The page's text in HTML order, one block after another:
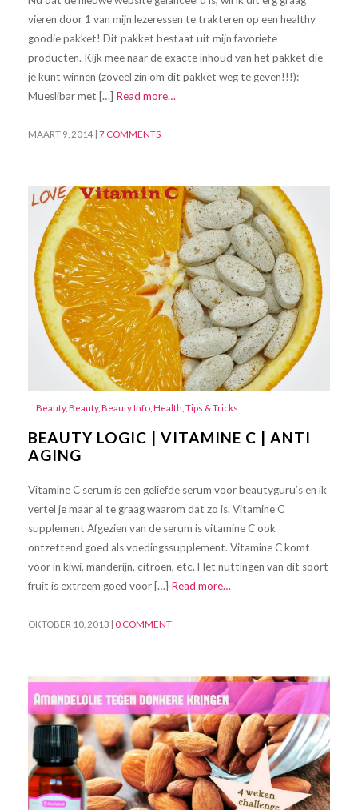
vieren door 1 van mijn lezeressen te trakteren op een healthy
goodie pakket! Dit pakket bestaat uit mijn favoriete
producten. Kijk mee naar de exacte inhoud van het pakket die
je kunt winnen (zoveel zin om dit pakket weg te geven!!!):
Mueslibar met […] Read more…
MAART 9, 2014 | 7 COMMENTS
Beauty, Beauty, Beauty Info, Health Tips & Tricks
BEAUTY LOGIC | VITAMINE C | ANTI
AGING
Vitamine C serum is een geliefde serum voor beautyguru’s en ik
vertel je maar al te graag waarom dat zo is. Vitamine C
supplement Afgezien van de serum is vitamine C ook
ontzettend goed als voedingssupplement. Vitamine C komt
voor in kiwi, manderijn, citroen, etc. Het nuttingen van dit soort
fruit is extreem goed voor […] Read more…
OKTOBER 10, 2013 | 0 COMMENT